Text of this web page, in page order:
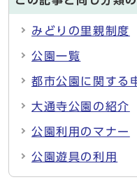
みどりの里親制度
公園一覧
都市公園に関する
大通寺公園の紹介
公園利用のマナー
公園遊具の利用